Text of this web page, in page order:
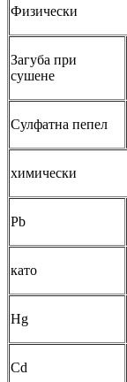
Физически
Загуба при
сушене
Сулфатна пепел
химически
Pb
като
Hg
Cd